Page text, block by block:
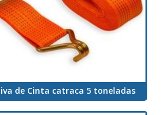
de Cinta catraca 5 toneladas